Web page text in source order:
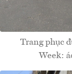
Trang phục
Week: